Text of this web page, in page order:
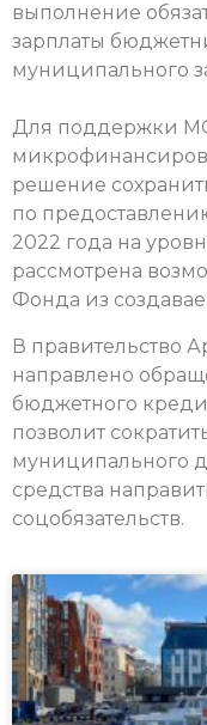
выполнение
зарплаты
муниципального
Для поддержки
решение
по
2022 года на
рассмотрена
Фонда из
В правительство
направлено
бюджетного
позволит
муниципального
средства
соцобязательств.